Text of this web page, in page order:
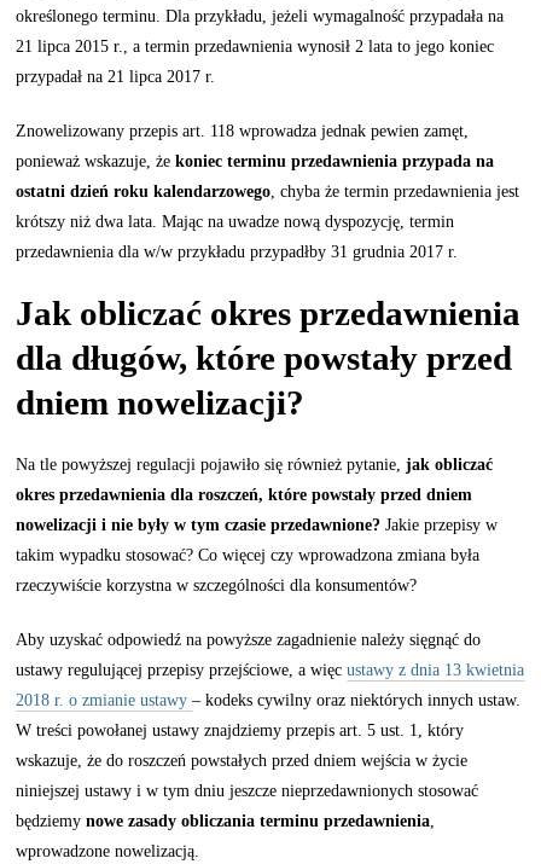
określonego terminu. Dla przykładu, jeżeli wymagalność przypadała na
21 lipca 2015 r., a termin przedawnienia wynosił 2 lata to jego koniec
przypadał na 21 lipca 2017 r.
Znowelizowany przepis art. 118 wprowadza jednak pewien zamęt,
ponieważ wskazuje, żekoniec terminu przedawnienia przypada na
ostatni dzień roku kalendarzowego , chyba że termin przedawnienia jest
krótszy niż dwa lata. Mając na uwadze nową dyspozycję, termin
przedawnienia dla w/w przykładu przypadłby 31 grudnia 2017 r.
Jak obliczać okres przedawnienia
dla długów, które powstały przed
dniem nowelizacji?
Na tle powyższej regulacji pojawiło się również pytanie,jak obliczać
okres przedawnienia dla roszczeń, które powstały przed dniem
nowelizacji i nie były w tym czasie przedawnione? Jakie przepisy w
takim wypadku stosować? Co więcej czy wprowadzona zmiana była
rzeczywiście korzystna w szczególności dla konsumentów?
Aby uzyskać odpowiedź na powyższe zagadnienie należy sięgnąć do
ustawy regulującej przepisy przejściowe, a więcustawy z dnia 13 kwietnia
2018 r. o zmianie ustawy– kodeks cywilny oraz niektórych innych ustaw.
W treści powołanej ustawy znajdziemy przepis art. 5 ust. 1, który
wskazuje, że do roszczeń powstałych przed dniem wejścia w życie
niniejszej ustawy i w tym dniu jeszcze nieprzedawnionych stosować
będziemynowe zasady obliczania terminu przedawnienia
wprowadzone nowelizacją.